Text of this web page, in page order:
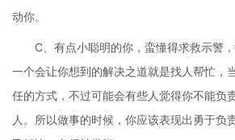
动你。
C、有点小聪明的你，蛮懂得求救示警
一个会让你想到的解决之道就是找人帮忙，
任的方式，不过可能会有些人觉得你不能负
人。所以做事的时候，你应该表现出勇于负